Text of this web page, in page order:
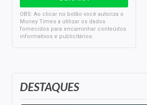
DESTAQUES
OBS: Ao clicar no botão você autoriza o
Money Times a utilizar os dados
fornecidos para encaminhar conteúdos
informativos e publicitários.